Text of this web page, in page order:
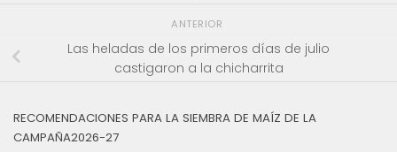
ANTERIOR
Las heladas de los primeros días de julio
castigaron a la chicharrita
RECOMENDACIONES PARA LA SIEMBRA DE MAÍZ DE LA
CAMPAÑA2026-27